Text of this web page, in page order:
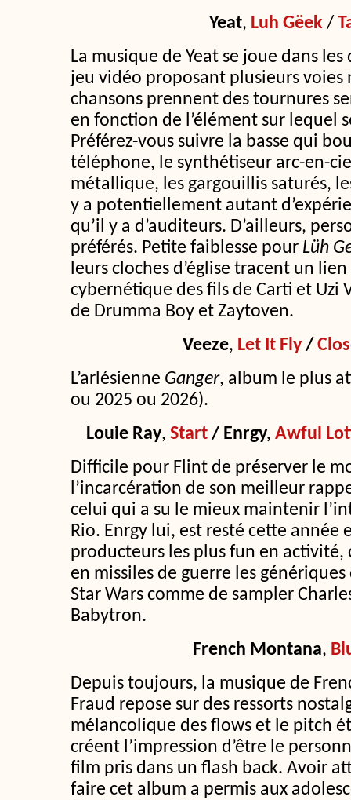
Yeat, Luh Gëek /
La musique de Yeat se joue dans
jeu vidéo proposant plusieurs voies
chansons prennent des tournures
en fonction de l’élément sur lequel
Préférez-vous suivre la basse qui
téléphone, le synthétiseur arc-en-
métallique, les gargouillis saturés,
y a potentiellement autant
qu’il y a d’auditeurs. D’ailleurs,
préférés. Petite faiblesse pour Lüh
leurs cloches d’église tracent un
cybernétique des fils de Carti et Uzi
de Drumma Boy et Zaytoven.
Veeze, Let It Fly/
L’arlésienne Ganger, album le plus
ou 2025 ou 2026).
Louie Ray, Start / Enrgy, Awful
Difficile pour Flint de préserver le
l’incarcération de son meilleur
celui qui a su le mieux maintenir
Rio. Enrgy lui, est resté cette année
producteurs les plus fun en
en missiles de guerre les
Star Wars comme de sampler
Babytron.
French Montana,
Depuis toujours, la musique de
Fraud repose sur des ressorts
mélancolique des flows et le pitch
créent l’impression d’être le
film pris dans un flash back. Avoir
faire cet album a permis aux